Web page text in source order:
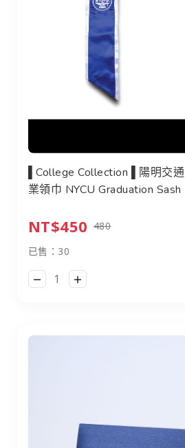
▌College Collection ▌陽明交
▌College Collection ▌陽明交
業領巾 NYCU Graduation Sash
NT$450 480
已售：30